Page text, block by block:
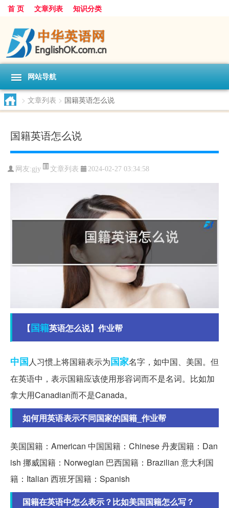
首 页 文章列表 知识分类
网站导航
> 文章列表 > 国籍英语怎么说
国籍英语怎么说
网友:gjy 文章列表 2024-02-27 03:34:58
【国籍英语怎么说】作业帮
中国人习惯上将国籍表示为国家名字，如中国、美国。但
在英语中，表示国籍应该使用形容词而不是名词。比如加
拿大用Canadian而不是Canada。
如何用英语表示不同国家的国籍_作业帮
美国国籍：American 中国国籍：Chinese 丹麦国籍：Dan
ish 挪威国籍：Norwegian 巴西国籍：Brazilian 意大利国
籍：Italian 西班牙国籍：Spanish
国籍在英语中怎么表示？比如美国国籍怎么写？